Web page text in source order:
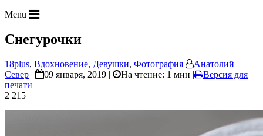
Menu
Снегурочки
18plus, Вдохновение, Девушки, Фотография
Анатолий
Север | 09 января, 2019 | На чтение: 1 мин |
Версия для
печати
2 215